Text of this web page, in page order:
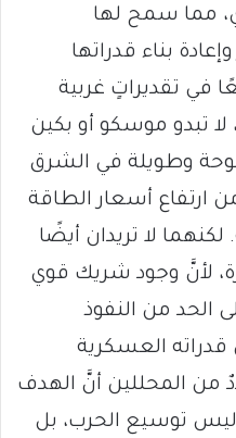
مما سمح لها
بناء قدراتها
في تقديراتٍ غربية
تبدو موسكو أو بكين
وطويلة في الشرق
ارتفاع أسعار الطاقة
لا تريدان أيضًا
لأنَّ وجود شريك قوي
الحد من النفوذ
قدراته العسكرية
من المحللين أنَّ الهدف
توسيع الحرب، بل